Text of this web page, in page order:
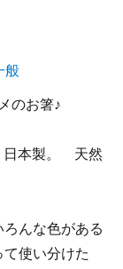
般
のお箸♪
日本製。 天然
んな色がある
使い分けた